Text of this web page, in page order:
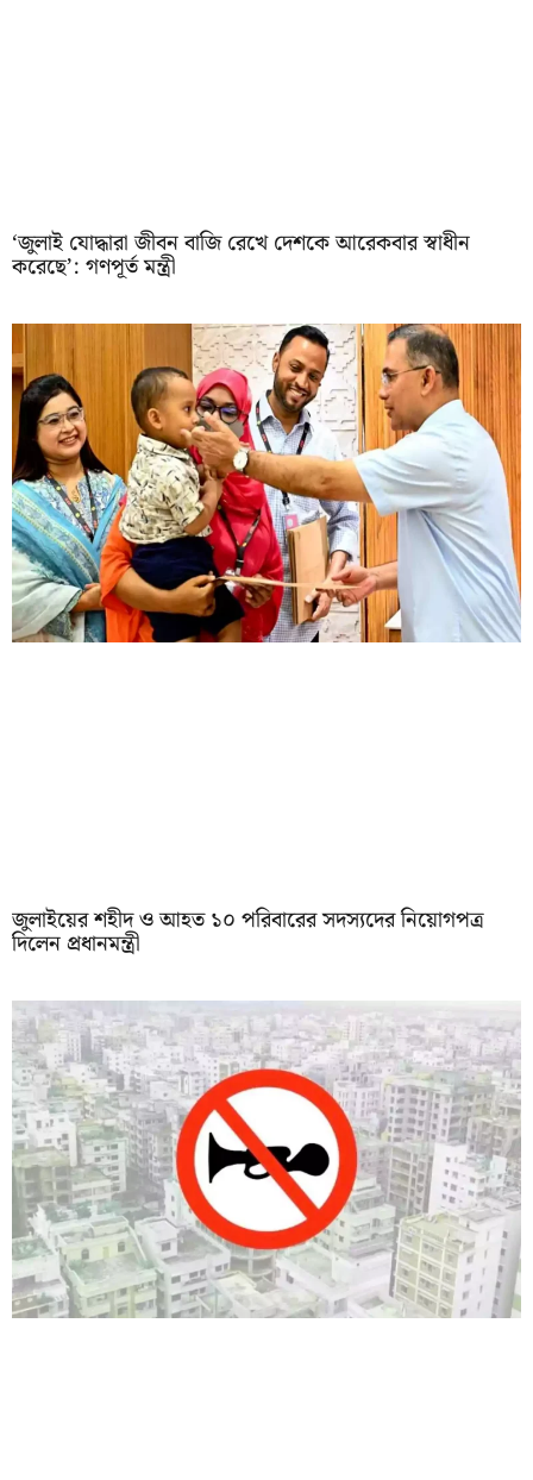
‘জুলাই যোদ্ধারা জীবন বাজি রেখে দেশকে আরেকবার স্বাধীন
করেছে’: গণপূর্ত মন্ত্রী
জুলাইয়ের শহীদ ও আহত ১০ পরিবারের সদস্যদের নিয়োগপত্র
দিলেন প্রধানমন্ত্রী